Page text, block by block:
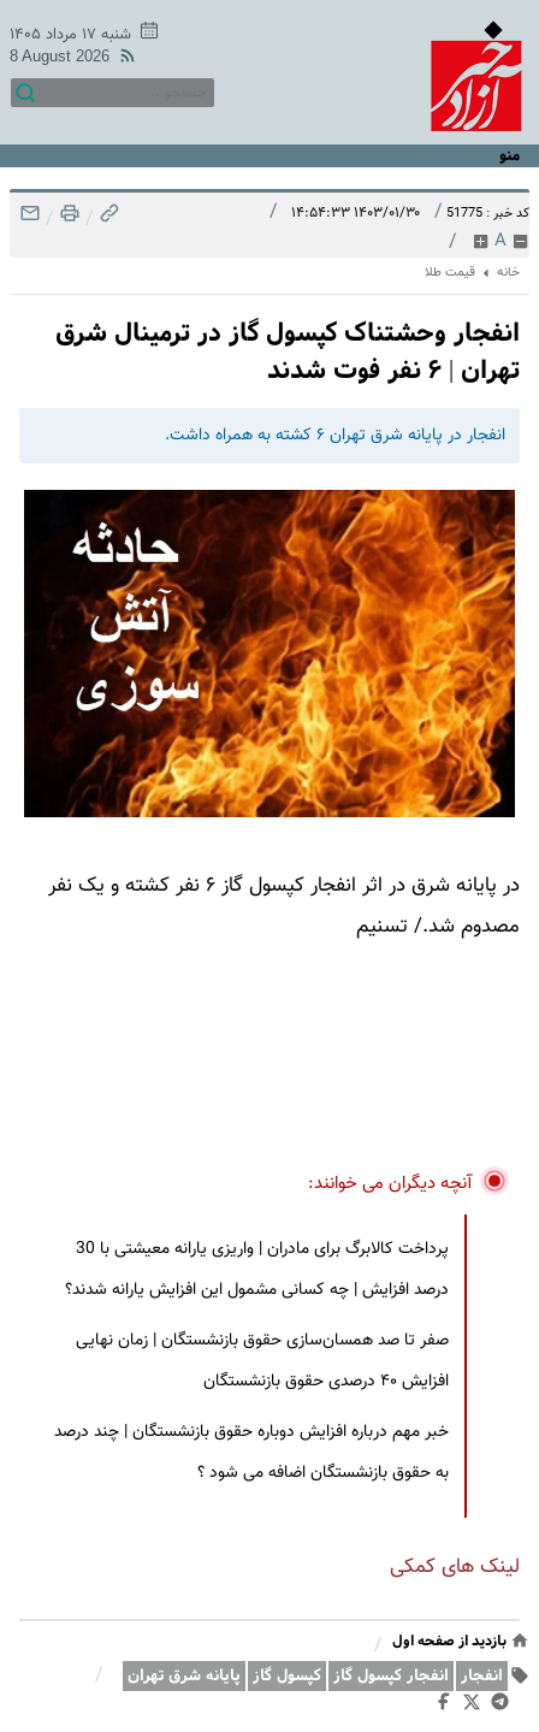
شنبه ۱۷ مرداد ۱۴۰۵
8 August 2026
منو
کد خبر : 51775 / ۱۴۰۳/۰۱/۳۰ ۱۴:۵۴:۳۳ /
A
/
/
/
خانه قیمت طلا
انفجار وحشتناک کپسول گاز در ترمینال شرق
تهران | ۶ نفر فوت شدند
انفجار در پایانه شرق تهران ۶ کشته به همراه داشت.
در پایانه شرق در اثر انفجار کپسول گاز ۶ نفر کشته و یک نفر
مصدوم شد./ تسنیم
آنچه دیگران می خوانند:
پرداخت کالابرگ برای مادران | واریزی یارانه معیشتی با 30
درصد افزایش | چه کسانی مشمول این افزایش یارانه شدند؟
صفر تا صد همسان‌سازی حقوق بازنشستگان | زمان نهایی
افزایش ۴۰ درصدی حقوق بازنشستگان
خبر مهم درباره افزایش دوباره حقوق بازنشستگان | چند درصد
به حقوق بازنشستگان اضافه می شود ؟
لینک های کمکی
بازدید از صفحه اول /
انفجار انفجار کپسول گاز کپسول گاز پایانه شرق تهران /